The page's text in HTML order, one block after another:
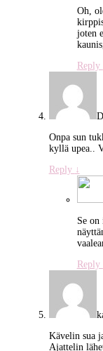
Oh,
joten
Reply
Onpa sun
kyllä upea..
Reply ↓
Se
Reply
Kävelin sua
Ajattelin